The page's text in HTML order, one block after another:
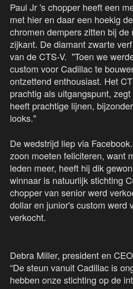
Paul Jr 's chopper heeft een
met hier en daar een hoekig
chromen dempers zitten bij
zijkant. De diamant zwarte
van de CTS-V. "Toen we
custom voor Cadillac te
ontzettend enthousiast. Het
prachtig als uitgangspunt,
heeft prachtige lijnen,
looks."
De wedstrijd liep via
zoon moeten feliciteren, want
leden meer, heeft hij dik
winnaar is natuurlijk stichting
chopper van senior werd
dollar en junior's custom werd
verkocht.
Debra Miller, president en
“De steun vanuit Cadillac is
hebben onze stichting op de